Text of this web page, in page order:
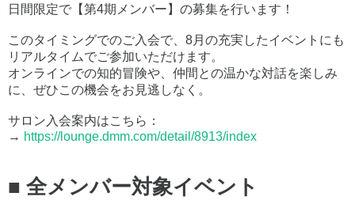
日間限定で【第4期メンバー】の募集を行います！
このタイミングでのご入会で、8月の充実したイベントにも
リアルタイムでご参加いただけます。
オンラインでの知的冒険や、仲間との温かな対話を楽しみ
に、ぜひこの機会をお見逃しなく。
サロン入会案内はこちら：
→ https://lounge.dmm.com/detail/8913/index
■ 全メンバー対象イベント